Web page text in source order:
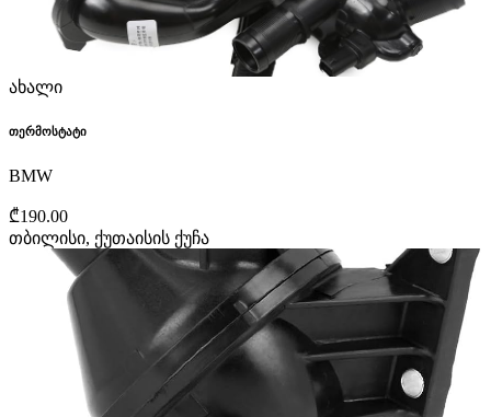
ახალი
თერმოსტატი
BMW
₾190.00
თბილისი, ქუთაისის ქუჩა